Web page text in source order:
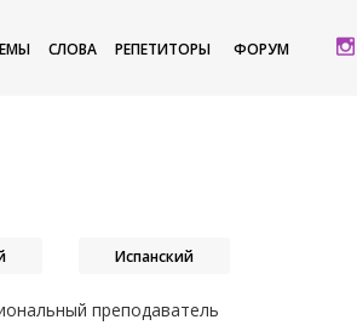
СЛОВА РЕПЕТИТОРЫ ФОРУМ
Испанский
преподаватель